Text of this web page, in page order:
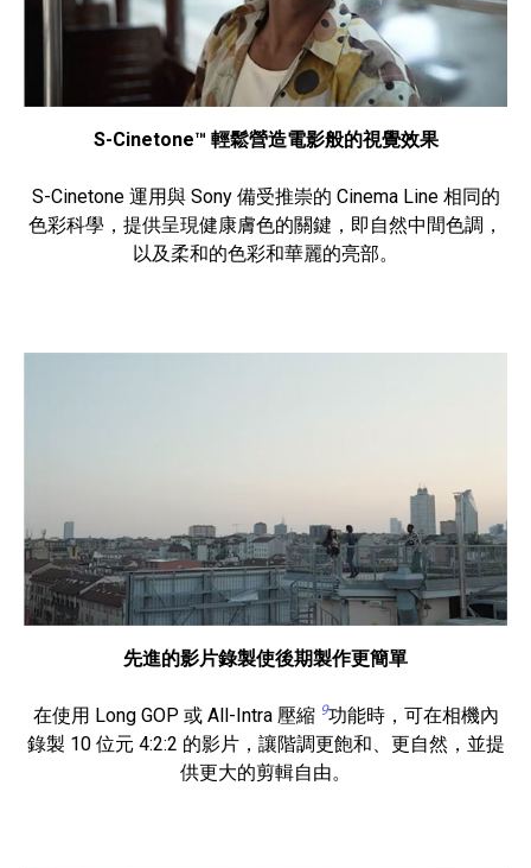
S-Cinetone™ 輕鬆營造電影般的視覺效果
S-Cinetone 運用與 Sony 備受推崇的 Cinema Line 相同的
色彩科學，提供呈現健康膚色的關鍵，即自然中間色調，
以及柔和的色彩和華麗的亮部。
先進的影片錄製使後期製作更簡單
在使用 Long GOP 或 All-Intra 壓縮 9功能時，可在相機內
錄製 10 位元 4:2:2 的影片，讓階調更飽和、更自然，並提
供更大的剪輯自由。